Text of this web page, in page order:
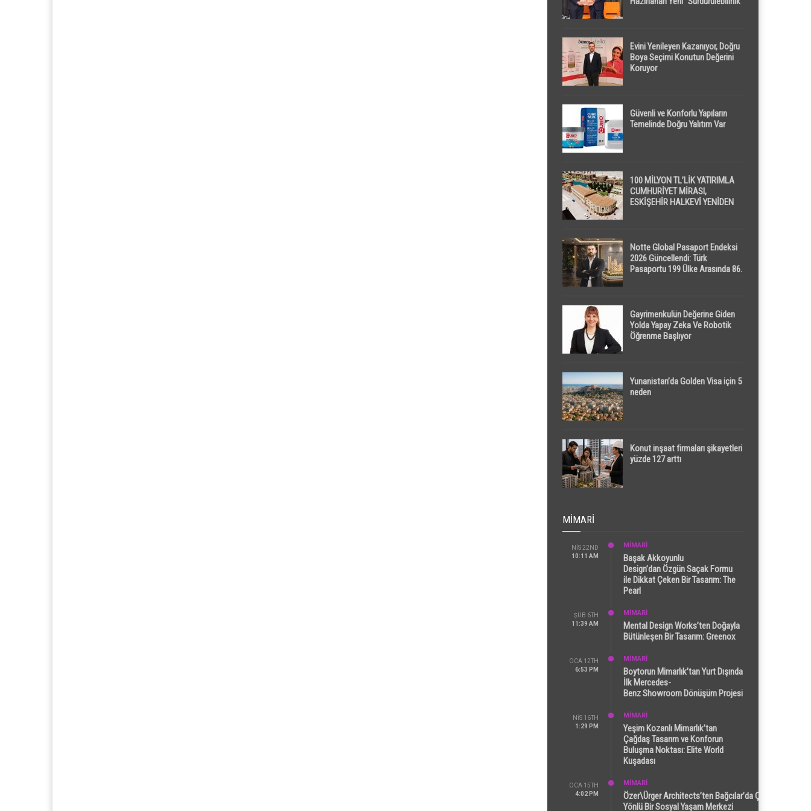
Evini Yenileyen Kazanıyor, Doğru
Boya Seçimi Konutun Değerini
Koruyor
Güvenli ve Konforlu Yapıların
Temelinde Doğru Yalıtım Var
100 MİLYON TL’LİK YATIRIMLA
CUMHURİYET MİRASI,
ESKİŞEHİR HALKEVİ YENİDEN
Notte Global Pasaport Endeksi
2026 Güncellendi: Türk
Pasaportu 199 Ülke Arasında 86.
Gayrimenkulün Değerine Giden
Yolda Yapay Zeka Ve Robotik
Öğrenme Başlıyor
Yunanistan’da Golden Visa için 5
neden
Konut inşaat firmaları şikayetleri
yüzde 127 arttı
MIMARI
NIS 22ND
10:11 AM
MİMARİ
Başak Akkoyunlu
Design’dan Özgün Saçak Formu
ile Dikkat Çeken Bir Tasarım: The
Pearl
ŞUB 6TH
11:39 AM
MİMARİ
Mental Design Works’ten Doğayla
Bütünleşen Bir Tasarım: Greenox
OCA 12TH
6:53 PM
MİMARİ
Boytorun Mimarlık’tan Yurt Dışında
İlk Mercedes-
Benz Showroom Dönüşüm Projesi
NIS 16TH
1:29 PM
MİMARİ
Yeşim Kozanlı Mimarlık’tan
Çağdaş Tasarım ve Konforun
Buluşma Noktası: Elite World
Kuşadası
OCA 15TH
4:02 PM
MİMARİ
Özer\Ürger Architects’ten Bağcılar’da Çok
Yönlü Bir Sosyal Yaşam Merkezi